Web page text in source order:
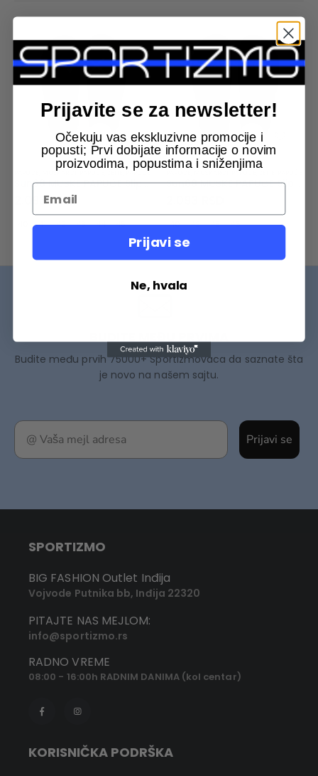
MUSKARCI PAPUČE
Sun68 MUŠKE PAPUČE Slippers Logo
2.093RSD
41 42 43 44 45
PAPUČE
40 42 43 46
Prijavi se
Budite među prvih 75000+ Sportizmovaca da saznate šta
je novo na našem sajtu.
SPORTIZMO
BIG FASHION Outlet Inđija
Vojvode Putnika bb, Inđija 22320
PITAJTE NAS MEJLOM:
info@sportizmo.rs
RADNO VREME
08:00 - 16:00h RADNIM DANIMA (kol centar)
KORISNIČKA PODRŠKA
Prijavite se za newsletter!
Očekuju vas ekskluzivne promocije i
popusti; Prvi dobijate informacije o novim
proizvodima, popustima i sniženjima
Prijavi se
Ne, hvala